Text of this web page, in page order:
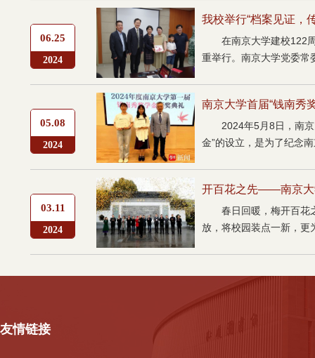
06.25
2024
我校举行“档案见证，
在南京大学建校122
重举行。南京大学党委常
05.08
2024
南京大学首届“钱南秀
2024年5月8日，南
金”的设立，是为了纪念
03.11
2024
开百花之先——南京大
春日回暖，梅开百
放，将校园装点一新，更
友情链接